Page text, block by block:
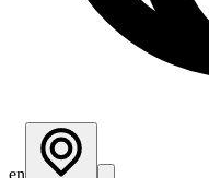
en